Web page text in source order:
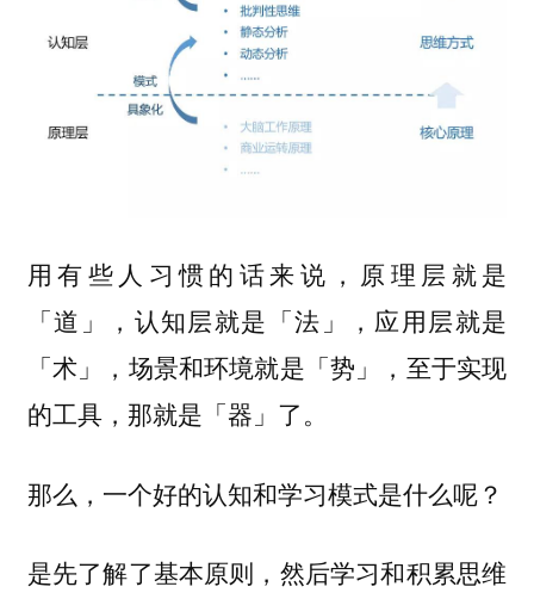
用有些人习惯的话来说，原理层就是
「道」，认知层就是「法」，应用层就是
「术」，场景和环境就是「势」，至于实现
的工具，那就是「器」了。
那么，一个好的认知和学习模式是什么呢？
是先了解了基本原则，然后学习和积累思维